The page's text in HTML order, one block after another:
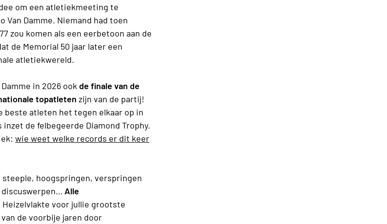
om een atletiekmeeting te
Damme. Niemand had toen
zou komen als een eerbetoon aan de
de Memorial 50 jaar later een
atletiekwereld.
in 2026 ook de finale van de
topatleten zijn van de partij!
beste atleten het tegen elkaar op in
de felbegeerde Diamond Trophy.
wie weet welke records er dit keer
hoogspringen, verspringen
Alle
Heizelvlakte voor jullie grootste
de voorbije jaren door